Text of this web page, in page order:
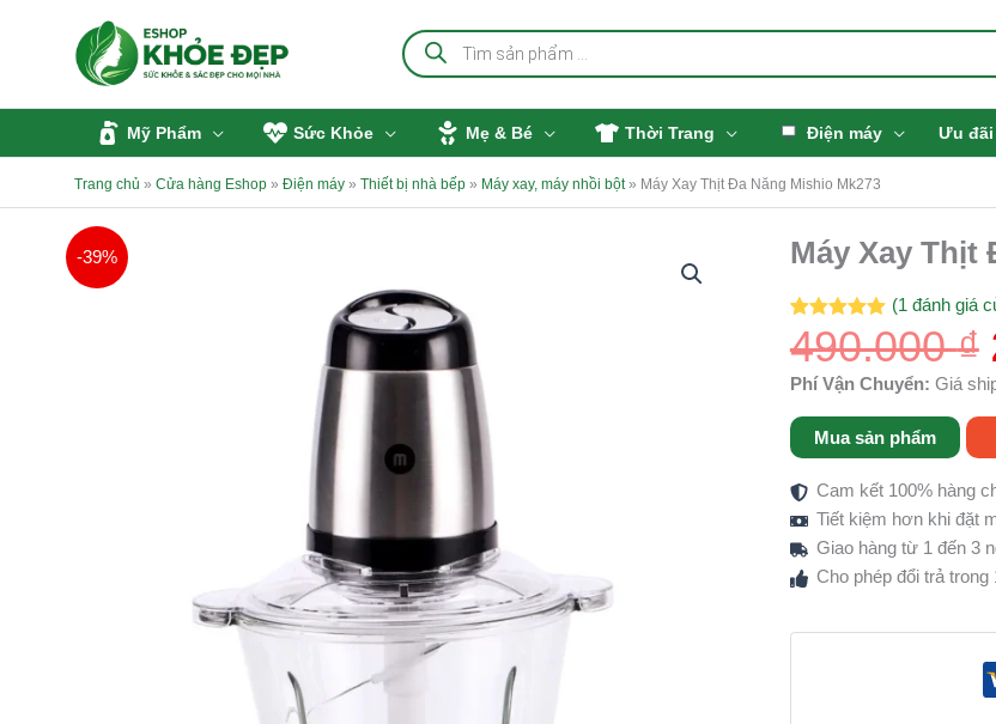
Tìm
kiếm
sản
Mỹ Phẩm Sức Khỏe Mẹ & Bé Thời Trang Điện máy Ưu đãi
Trang chủ » Cửa hàng Eshop » Điện máy » Thiết bị nhà bếp » Máy xay, máy nhồi bột» Máy Xay Thịt Đa Năng Mishio Mk273
-39% Máy Xay Thịt
5.00trên 5
dựa trên
(1 đánh giá
490.000₫
Phí Vận Chuyển: Giá
Mua sản phẩm
Cam kết 100% hàng
Tiết kiệm hơn khi đặt
Giao hàng từ 1 đến 3
Cho phép đổi trả trong